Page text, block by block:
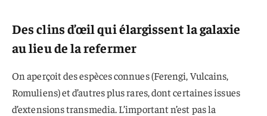
Des clins d’œil qui élargissent la galaxie
au lieu de la refermer
On aperçoit des espèces connues (Ferengi, Vulcains,
Romuliens) et d’autres plus rares, dont certaines issues
d’extensions transmedia. L’important n’est pas la